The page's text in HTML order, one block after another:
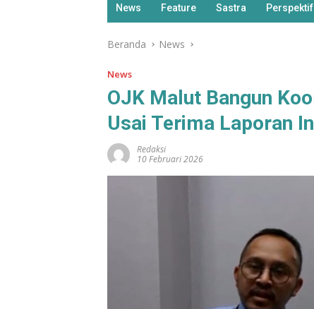
News Feature Sastra Perspektif
Beranda News
News
OJK Malut Bangun
Usai Terima Laporan
Redaksi
10 Februari 2026